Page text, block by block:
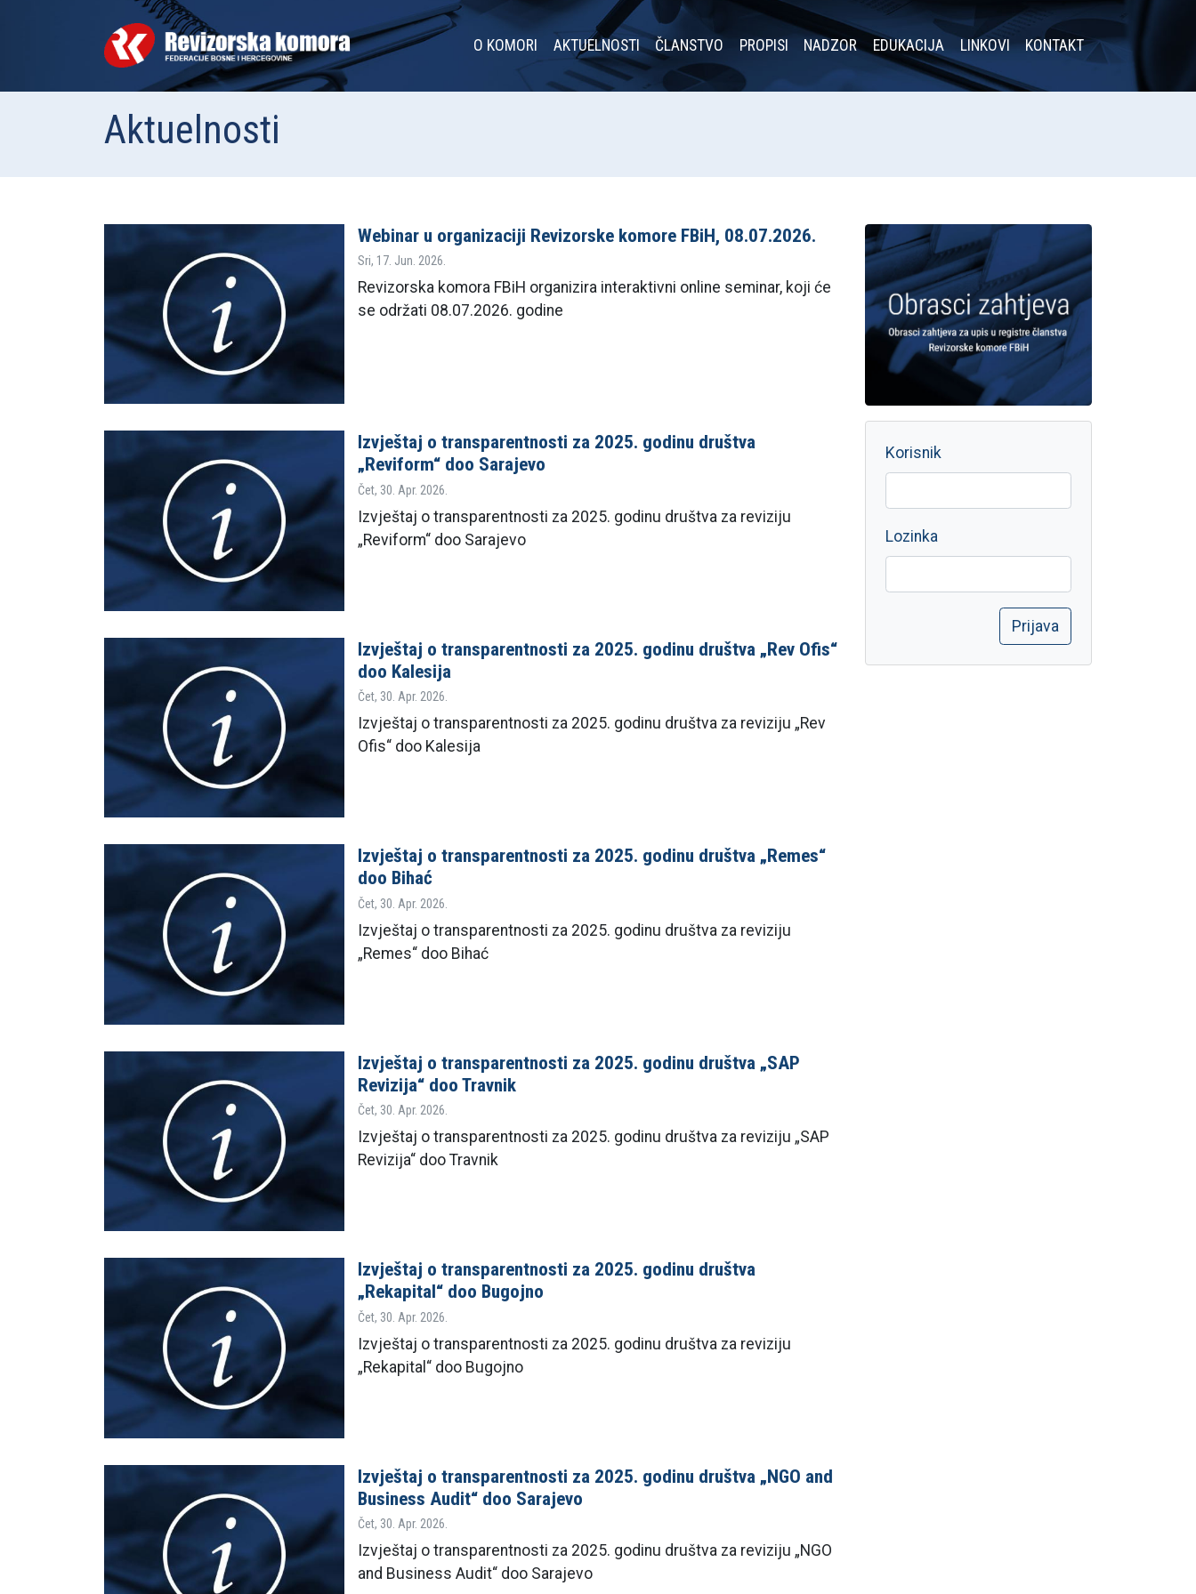
O KOMORI AKTUELNOSTI ČLANSTVO PROPISI NADZOR EDUKACIJA LINKOVI KONTAKT
Aktuelnosti
Webinar u organizaciji Revizorske komore FBiH, 08.07.2026.
Sri, 17. Jun. 2026.
Revizorska komora FBiH organizira interaktivni online seminar, koji će
se održati 08.07.2026. godine
Izvještaj o transparentnosti za 2025. godinu društva
„Reviform“ doo Sarajevo
Čet, 30. Apr. 2026.
Izvještaj o transparentnosti za 2025. godinu društva za reviziju
„Reviform“ doo Sarajevo
Izvještaj o transparentnosti za 2025. godinu društva „Rev Ofis“
doo Kalesija
Čet, 30. Apr. 2026.
Izvještaj o transparentnosti za 2025. godinu društva za reviziju „Rev
Ofis“ doo Kalesija
Izvještaj o transparentnosti za 2025. godinu društva „Remes“
doo Bihać
Čet, 30. Apr. 2026.
Izvještaj o transparentnosti za 2025. godinu društva za reviziju
„Remes“ doo Bihać
Izvještaj o transparentnosti za 2025. godinu društva „SAP
Revizija“ doo Travnik
Čet, 30. Apr. 2026.
Izvještaj o transparentnosti za 2025. godinu društva za reviziju „SAP
Revizija“ doo Travnik
Izvještaj o transparentnosti za 2025. godinu društva
„Rekapital“ doo Bugojno
Čet, 30. Apr. 2026.
Izvještaj o transparentnosti za 2025. godinu društva za reviziju
„Rekapital“ doo Bugojno
Izvještaj o transparentnosti za 2025. godinu društva „NGO and
Business Audit“ doo Sarajevo
Čet, 30. Apr. 2026.
Izvještaj o transparentnosti za 2025. godinu društva za reviziju „NGO
and Business Audit“ doo Sarajevo
Korisnik
Lozinka